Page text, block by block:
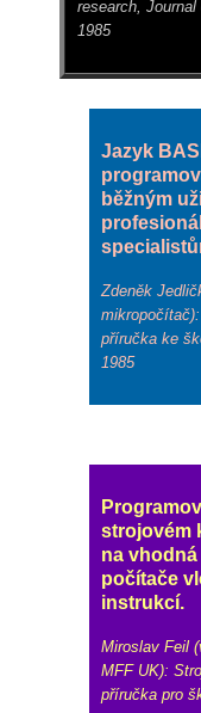
research, Journal
1985
Jazyk
běžným
Zdeněk
příručka ke
1985
strojovém
na vhodná
počítače
instrukcí.
Miroslav Feil
MFF UK):
příručka pro